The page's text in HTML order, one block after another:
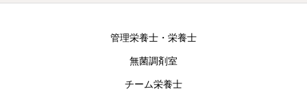
管理栄養士・栄養士
無菌調剤室
チーム栄養士